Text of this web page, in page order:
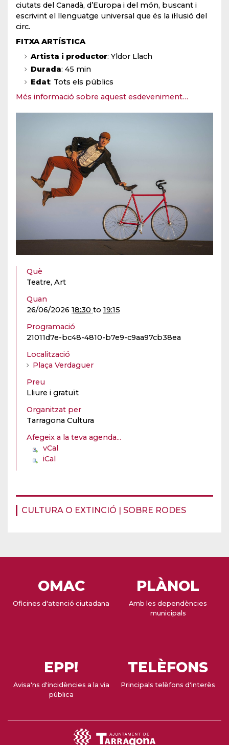
CULTURA O EXTINCIÓ | SOBRE RODES
ciutats del Canadà, d’Europa i del món, buscant i
escrivint el llenguatge universal que és la il·lusió del
circ.
FITXA ARTÍSTICA
Artista i productor: Yldor Llach
Durada: 45 min
Edat: Tots els públics
Més informació sobre aquest esdeveniment…
Què
Teatre, Art
Quan
26/06/2026 18:30 to 19:15
Programació
21011d7e-bc48-4810-b7e9-c9aa97cb38ea
Localització
Plaça Verdaguer
Preu
Lliure i gratuït
Organitzat per
Tarragona Cultura
Afegeix a la teva agenda...
vCal
iCal
OMAC
Oficines d'atenció ciutadana
PLÀNOL
Amb les dependències
municipals
EPP!
Avisa'ns d'incidències a la via
pública
TELÈFONS
Principals telèfons d'interès